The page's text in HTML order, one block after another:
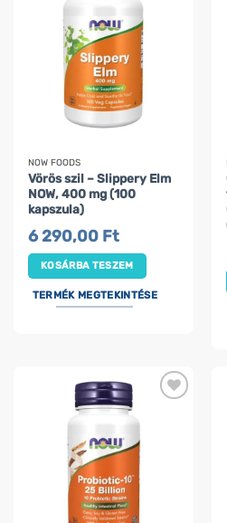
NOW FOODS
Vörös szil – Slippery Elm
NOW, 400 mg (100
kapszula)
6 290,00 Ft
KOSÁRBA TESZEM
TERMÉK MEGTEKINTÉSE